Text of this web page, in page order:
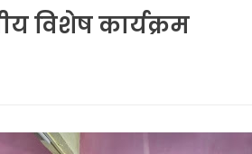
विशेष कार्यक्रम